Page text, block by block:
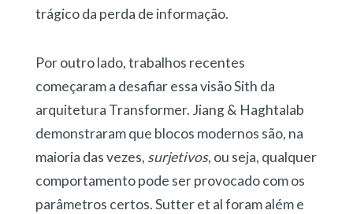
trágico da perda de informação.
Por outro lado, trabalhos recentes
começaram a desafiar essa visão Sith da
arquitetura Transformer. Jiang & Haghtalab
demonstraram que blocos modernos são, na
maioria das vezes, surjetivos, ou seja, qualquer
comportamento pode ser provocado com os
parâmetros certos. Sutter et al foram além e